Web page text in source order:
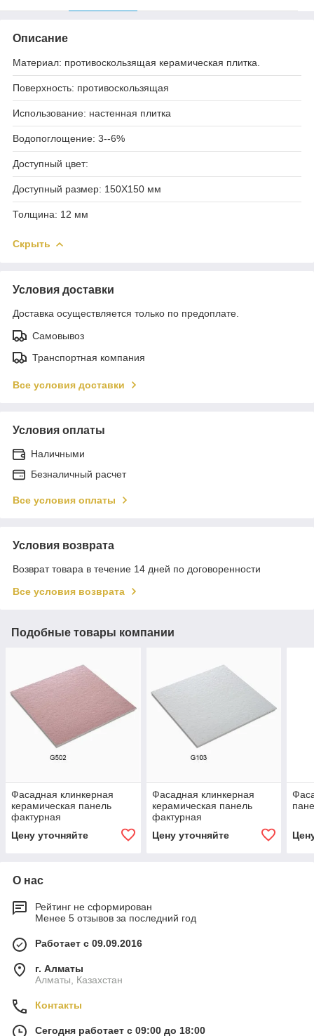
Описание
Материал: противоскользящая керамическая плитка.
Поверхность: противоскользящая
Использование: настенная плитка
Водопоглощение: 3--6%
Доступный цвет:
Доступный размер: 150X150 мм
Толщина: 12 мм
Скрыть
Условия доставки
Доставка осуществляется только по предоплате.
Самовывоз
Транспортная компания
Все условия доставки
Условия оплаты
Наличными
Безналичный расчет
Все условия оплаты
Условия возврата
Возврат товара в течение 14 дней по договоренности
Все условия возврата
Подобные товары компании
Фасадная клинкерная
керамическая панель
фактурная
Цену уточняйте
Фасадная клинкерная
керамическая панель
фактурная
Цену уточняйте
О нас
Рейтинг не сформирован
Менее 5 отзывов за последний год
Работает с 09.09.2016
г. Алматы
Алматы, Казахстан
Контакты
Сегодня работает с 09:00 до 18:00